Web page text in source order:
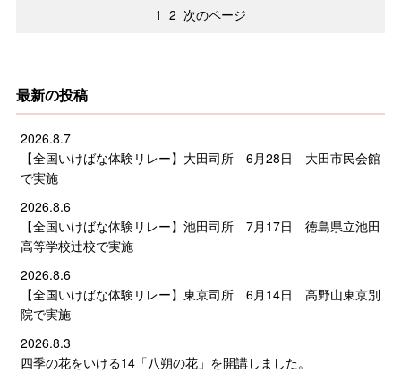
1 2 次のページ
最新の投稿
2026.8.7
【全国いけばな体験リレー】大田司所 6月28日 大田市民会館
で実施
2026.8.6
【全国いけばな体験リレー】池田司所 7月17日 徳島県立池田
高等学校辻校で実施
2026.8.6
【全国いけばな体験リレー】東京司所 6月14日 高野山東京別
院で実施
2026.8.3
四季の花をいける14「八朔の花」を開講しました。